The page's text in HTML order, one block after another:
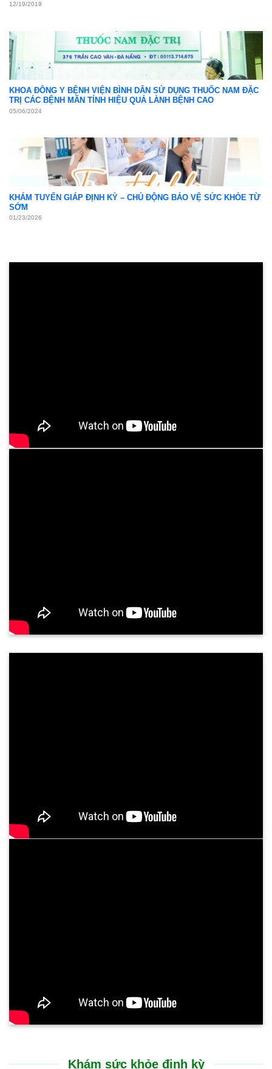
12/19/2019
KHOA ĐÔNG Y BỆNH VIỆN BÌNH DÂN SỬ DỤNG THUỐC NAM ĐẶC
TRỊ CÁC BỆNH MÃN TÍNH HIỆU QUẢ LÀNH BỆNH CAO
05/06/2024
KHÁM TUYẾN GIÁP ĐỊNH KỲ – CHỦ ĐỘNG BẢO VỆ SỨC KHỎE TỪ
SỚM
01/23/2026
Khám sức khỏe định kỳ